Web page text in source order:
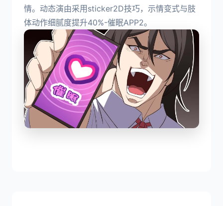
情。动态演由采用sticker2D技巧，示情变式与肢
体动作细腻度提升40%-催眠APP2。